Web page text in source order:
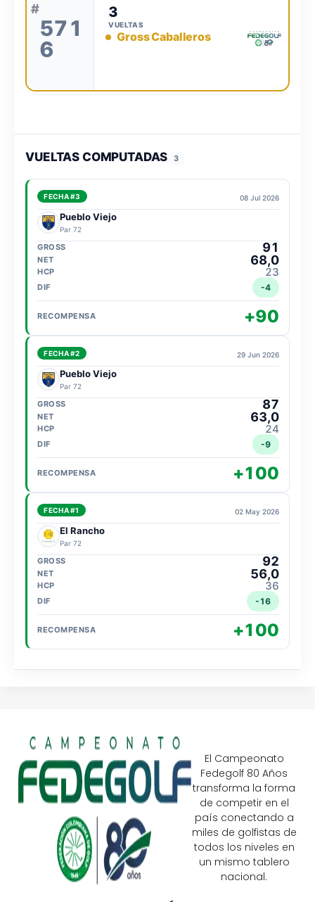
#
571
6
Gross Caballeros
3
VUELTAS
VUELTAS COMPUTADAS 3
FECHA #3 08 Jul 2026
Pueblo Viejo
Par 72
91
68,0
23
-4
+90
FECHA #2 29 Jun 2026
Pueblo Viejo
Par 72
87
63,0
24
-9
+100
FECHA #1 02 May 2026
El Rancho
Par 72
92
56,0
36
-16
+100
El Campeonato
Fedegolf 80 Años
transforma la forma
de competir en el
país conectando a
miles de golfistas de
todos los niveles en
un mismo tablero
nacional.